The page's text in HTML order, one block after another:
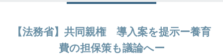
【法務省】共同親権 導入案を提示ー養育
費の担保策も議論へー